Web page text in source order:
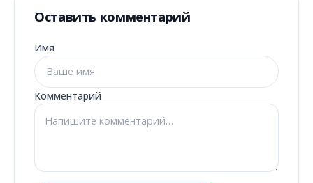
Оставить комментарий
Имя
Комментарий